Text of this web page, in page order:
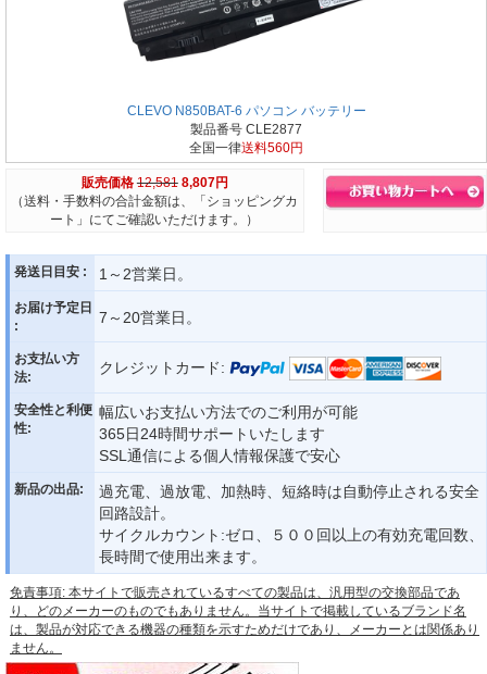
CLEVO N850BAT-6 パソコン バッテリー
製品番号 CLE2877
全国一律送料560円
販売価格 12,581 8,807円
（送料・手数料の合計金額は、「ショッピングカ
ート」にてご確認いただけます。）
発送日目安 : 1～2営業日。
お届け予定日
:
7～20営業日。
お支払い方
法:
クレジットカード:
安全性と利便
性:
幅広いお支払い方法でのご利用が可能
365日24時間サポートいたします
SSL通信による個人情報保護で安心
新品の出品:
過充電、過放電、加熱時、短絡時は自動停止される安全
回路設計。
サイクルカウント:ゼロ、５００回以上の有効充電回数、
長時間で使用出来ます。
免責事項: 本サイトで販売されているすべての製品は、汎用型の交換部品であ
り、どのメーカーのものでもありません。当サイトで掲載しているブランド名
は、製品が対応できる機器の種類を示すためだけであり、メーカーとは関係あり
ません。